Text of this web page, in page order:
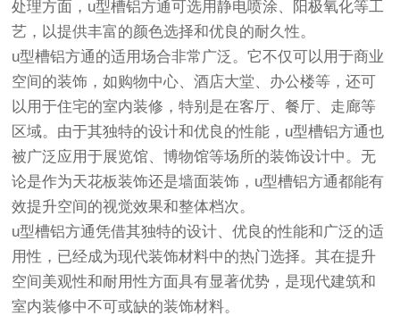
处理方面，u型槽铝方通可选用静电喷涂、阳极氧化等工
艺，以提供丰富的颜色选择和优良的耐久性。
u型槽铝方通的适用场合非常广泛。它不仅可以用于商业
空间的装饰，如购物中心、酒店大堂、办公楼等，还可
以用于住宅的室内装修，特别是在客厅、餐厅、走廊等
区域。由于其独特的设计和优良的性能，u型槽铝方通也
被广泛应用于展览馆、博物馆等场所的装饰设计中。无
论是作为天花板装饰还是墙面装饰，u型槽铝方通都能有
效提升空间的视觉效果和整体档次。
u型槽铝方通凭借其独特的设计、优良的性能和广泛的适
用性，已经成为现代装饰材料中的热门选择。其在提升
空间美观性和耐用性方面具有显著优势，是现代建筑和
室内装修中不可或缺的装饰材料。